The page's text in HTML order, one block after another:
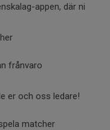
appen, där ni
frånvaro
er och oss ledare!
matcher